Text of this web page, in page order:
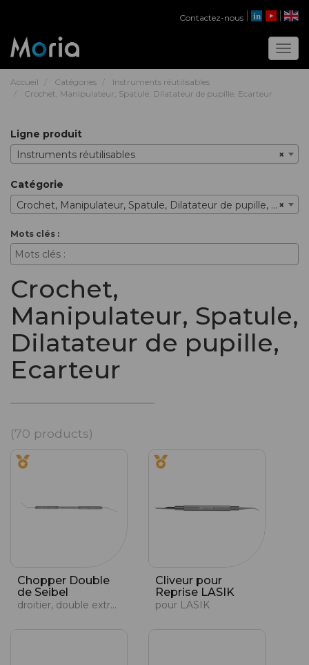
Contactez-nous
Accueil Catégories
Instruments réutilisables
Crochet, Manipulateur, Spatule, Dilatateur de pupille, Ecarteur
ligne produit
×
Instruments réutilisables
catégorie
×
Crochet, Manipulateur, Spatule, Dilatateur de pupille, Ecarteur
mots clés :
Crochet,
Manipulateur, Spatule,
Dilatateur de pupille,
Ecarteur
(70 products)
Chopper Double
de Seibel
droitier, double extrémité
Cliveur pour
Reprise LASIK
pour LASIK